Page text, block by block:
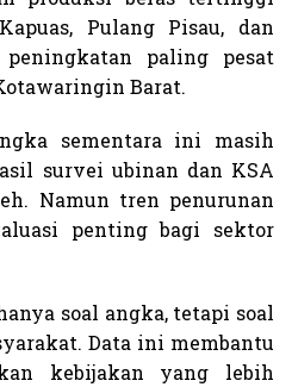
Pulang Pisau, dan
peningkatan paling pesat
Barat.
sementara ini masih
survei ubinan dan KSA
Namun tren penurunan
penting bagi sektor
soal angka, tetapi soal
Data ini membantu
kebijakan yang lebih